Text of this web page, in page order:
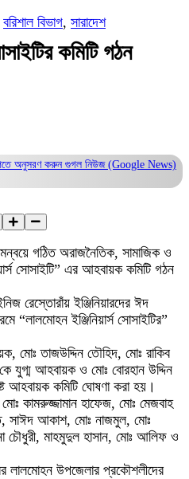
বরিশাল বিভাগ, সারাদেশ
কমিটি গঠন
অনুসরণ করুন গুগল নিউজ (Google News)
গঠিত অরাজনৈতিক, সামাজিক ও
সোসাইটি” এর আহবায়ক কমিটি গঠন
রেস্তোরাঁয় ইঞ্জিনিয়ারদের ঈদ
“লালমোহন ইঞ্জিনিয়ার্স সোসাইটির”
মোঃ তাজউদ্দিন তৌহিদ, মোঃ রাকিব
যুগ্ম আহবায়ক ও মোঃ বোরহান উদ্দিন
আহবায়ক কমিটি ঘোষণা করা হয়।
কামরুজ্জামান হাফেজ, মোঃ মেজবাহ
সাঈদ আকাশ, মোঃ নাজমুল, মোঃ
মাহমুদুল হাসান, মোঃ আলিফ ও
লালমোহন উপজেলার প্রকৌশলীদের